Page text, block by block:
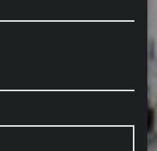
Astete).